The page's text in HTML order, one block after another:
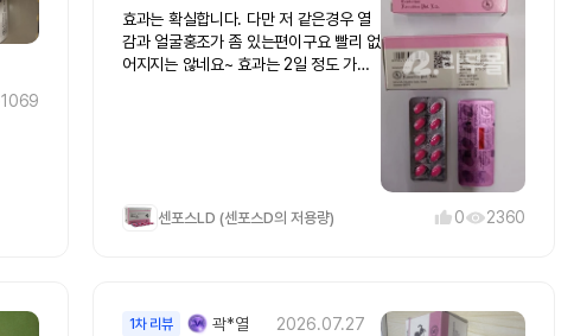
1069
효과는 확실합니다. 다만 저 같은경우 열
감과 얼굴홍조가 좀 있는편이구요 빨리 없
어지지는 않네요~ 효과는 2일 정도 가는
센포스LD (센포스D의 저용량) 0 2360
1차 리뷰 곽*열 2026.07.27